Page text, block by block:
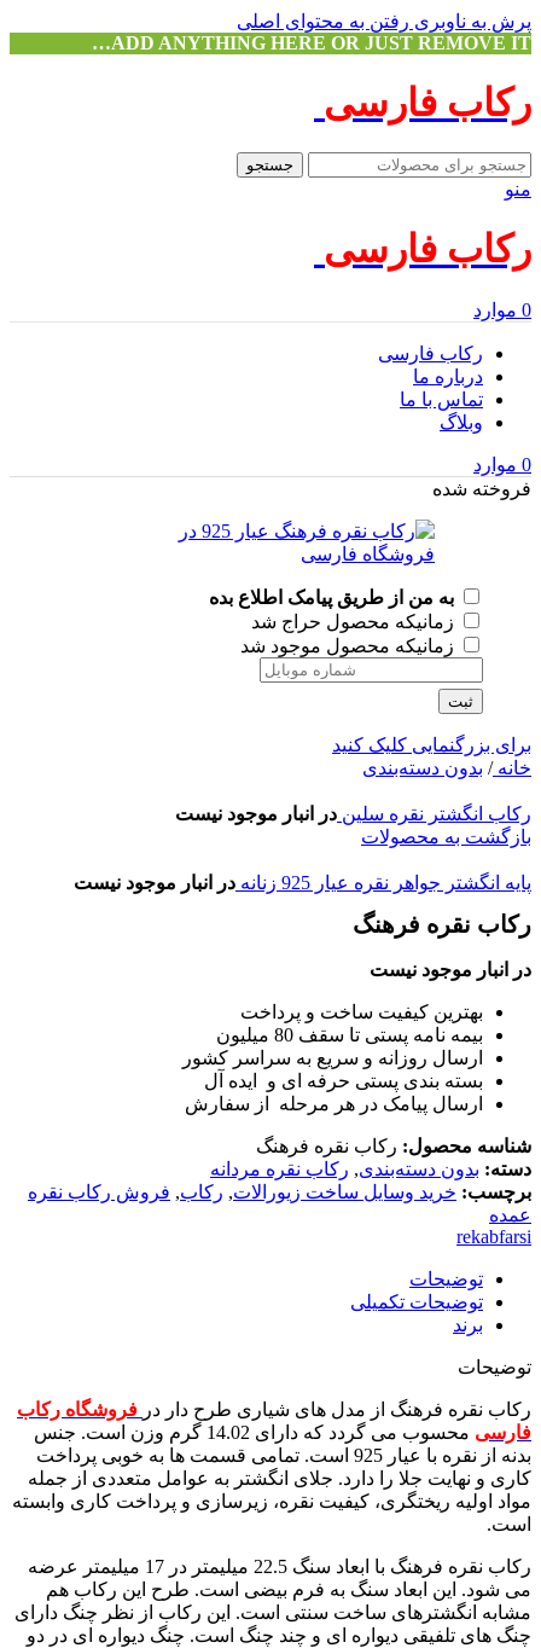
پرش به ناوبری رفتن به محتوای اصلی
ADD ANYTHING HERE OR JUST REMOVE IT…
رکاب فارسی
جستجو
منو
رکاب فارسی
0 موارد
رکاب فارسی
درباره ما
تماس با ما
وبلاگ
0 موارد
فروخته شده
به من از طریق پیامک اطلاع بده
زمانیکه محصول حراج شد
زمانیکه محصول موجود شد
ثبت
برای بزرگنمایی کلیک کنید
خانه/ بدون دسته‌بندی
رکاب انگشتر نقره سلین در انبار موجود نیست
بازگشت به محصولات
پایه انگشتر جواهر نقره عیار 925 زنانه در انبار موجود نیست
رکاب نقره فرهنگ
در انبار موجود نیست
بهترین کیفیت ساخت و پرداخت
بیمه نامه پستی تا سقف 80 میلیون
ارسال روزانه و سریع به سراسر کشور
بسته بندی پستی حرفه ای و ایده آل
ارسال پیامک در هر مرحله از سفارش
شناسه محصول: رکاب نقره فرهنگ
دسته: بدون دسته‌بندی, رکاب نقره مردانه
برچسب: خرید وسایل ساخت زیورالات, رکاب, فروش رکاب نقره
عمده
rekabfarsi
توضیحات
توضیحات تکمیلی
برند
توضیحات
رکاب نقره فرهنگ از مدل های شیاری طرح دار در فروشگاه رکاب
فارسی
محسوب می گردد که دارای 14.02 گرم وزن است. جنس
بدنه از نقره با عیار 925 است. تمامی قسمت ها به خوبی پرداخت
کاری و نهایت جلا را دارد. جلای انگشتر به عوامل متعددی از جمله
مواد اولیه ریختگری، کیفیت نقره، زیرسازی و پرداخت کاری وابسته
است.
رکاب نقره فرهنگ با ابعاد سنگ 22.5 میلیمتر در 17 میلیمتر عرضه
می شود. این ابعاد سنگ به فرم بیضی است. طرح این رکاب هم
مشابه انگشترهای ساخت سنتی است. این رکاب از نظر چنگ دارای
چنگ های تلفیقی دیواره ای و چند چنگ است. چنگ دیواره ای در دو